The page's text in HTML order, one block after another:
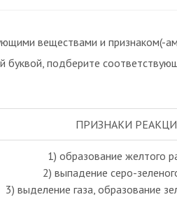
веществами и признаком(-
буквой, подберите
ПРИЗНАКИ
1) образование желтого
2) выпадение серо-
3) выделение газа, образование